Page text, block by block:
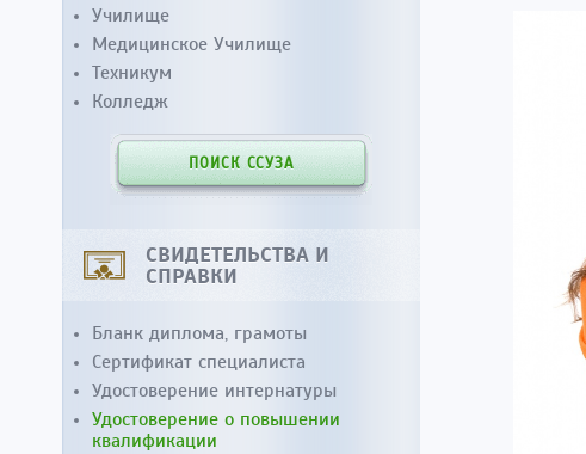
Училище
Медицинское Училище
Техникум
Колледж
ПОИСК ССУЗА
СВИДЕТЕЛЬСТВА И
СПРАВКИ
Бланк диплома, грамоты
Сертификат специалиста
Удостоверение интернатуры
Удостоверение о повышении
квалификации